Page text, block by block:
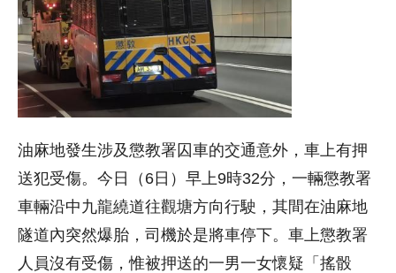
油麻地發生涉及懲教署囚車的交通意外，車上有押
送犯受傷。今日（6日）早上9時32分，一輛懲教署
車輛沿中九龍繞道往觀塘方向行駛，其間在油麻地
隧道內突然爆胎，司機於是將車停下。車上懲教署
人員沒有受傷，惟被押送的一男一女懷疑「搖骰